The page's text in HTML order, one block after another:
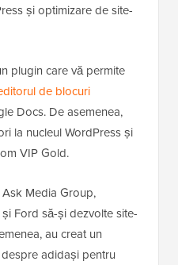
și optimizare de site-
plugin care vă permite
de blocuri
Docs. De asemenea,
la nucleul WordPress și
VIP Gold.
Media Group,
Ford să-și dezvolte site-
au creat un
adidași pentru